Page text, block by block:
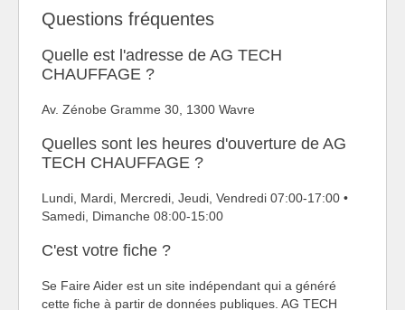
Questions fréquentes
Quelle est l'adresse de AG TECH
CHAUFFAGE ?
Av. Zénobe Gramme 30, 1300 Wavre
Quelles sont les heures d'ouverture de AG
TECH CHAUFFAGE ?
Lundi, Mardi, Mercredi, Jeudi, Vendredi 07:00-17:00 •
Samedi, Dimanche 08:00-15:00
C'est votre fiche ?
Se Faire Aider est un site indépendant qui a généré
cette fiche à partir de données publiques. AG TECH